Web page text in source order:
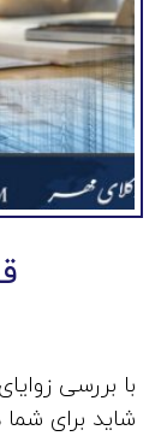
با بررسی
شاید برای